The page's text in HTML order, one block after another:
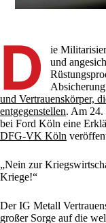
D
ie
und
und Vertrauenskörper,
entgegenstellen. Am 24.
bei Ford Köln eine
DFG-VK Köln
„Nein zur
Kriege!“
Der IG Metall
großer Sorge auf die